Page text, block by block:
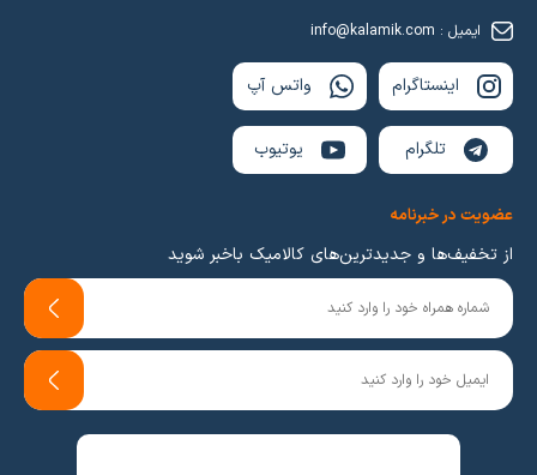
ایمیل : info@kalamik.com
اینستاگرام واتس آپ
تلگرام یوتیوب
عضویت در خبرنامه
از تخفیف‌ها و جدیدترین‌های کالامیک باخبر شوید